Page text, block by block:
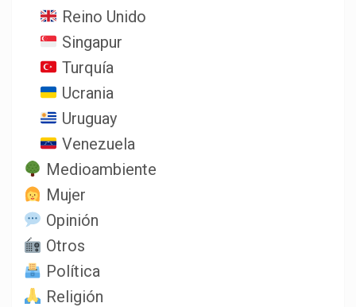
Reino Unido
Singapur
Turquía
Ucrania
Uruguay
Venezuela
Medioambiente
Mujer
Opinión
Otros
Política
Religión